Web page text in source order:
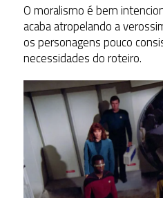
O moralismo é bem
acaba atropelando a
os personagens pouco
necessidades do roteiro.